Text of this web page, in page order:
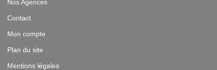
Nos Agences
Contact
Mon compte
Plan du site
Mentions légales